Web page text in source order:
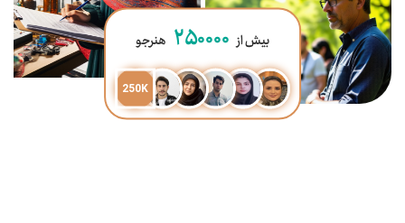
بیش از ۲۵۰۰۰۰ هنرجو
250K